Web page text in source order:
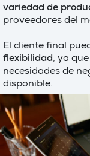
variedad de
proveedores del
El cliente final
flexibilidad, ya
necesidades de
disponible.